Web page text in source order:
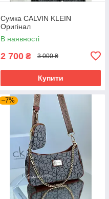
Сумка CALVIN KLEIN
Оригінал
В наявності
2 700 ₴ 3 000 ₴
Купити
–7%